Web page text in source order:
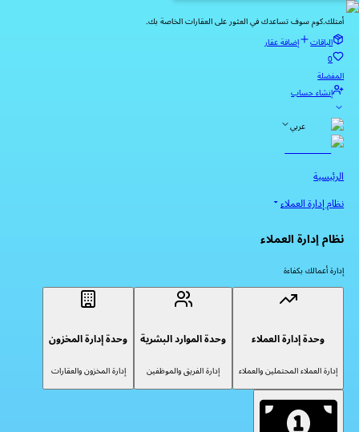
أمتلك.كوم سوف تساعدك في العثور على العقارات الخاصة بك.
الباقات
إضافة عقار
0
المفضلة
إنشاء حساب
عربي
الرئيسية
نظام إدارة العملاء
نظام إدارة العملاء
إدارة أعمالك بكفاءة
وحدة إدارة العملاء
إدارة العملاء المحتملين والعملاء
وحدة الموارد البشرية
إدارة الفريق والموظفين
وحدة إدارة المخزون
إدارة المخزون والعقارات